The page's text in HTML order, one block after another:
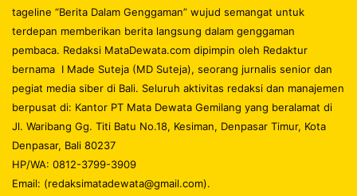
tageline “Berita Dalam Genggaman” wujud semangat untuk
terdepan memberikan berita langsung dalam genggaman
pembaca. Redaksi MataDewata.com dipimpin oleh Redaktur
bernama I Made Suteja (MD Suteja), seorang jurnalis senior dan
pegiat media siber di Bali. Seluruh aktivitas redaksi dan manajemen
berpusat di: Kantor PT Mata Dewata Gemilang yang beralamat di
Jl. Waribang Gg. Titi Batu No.18, Kesiman, Denpasar Timur, Kota
Denpasar, Bali 80237
HP/WA: 0812-3799-3909
Email: (redaksimatadewata@gmail.com).